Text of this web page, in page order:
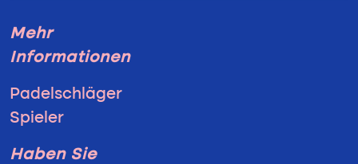
Mehr
Informationen
Padelschläger
Spieler
Haben Sie